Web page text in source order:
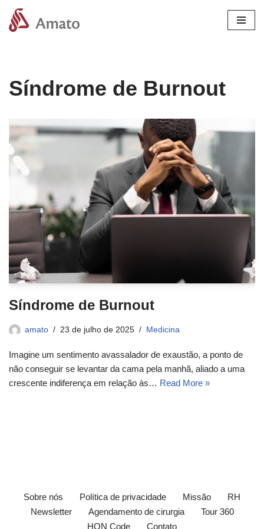
Pular
Síndrome de Burnout
Síndrome de Burnout
amato 23 de julho de 2025 Medicina
Imagine um sentimento avassalador de exaustão, a ponto de
não conseguir se levantar da cama pela manhã, aliado a uma
crescente indiferença em relação às… Read More »
Sobre nós Política de privacidade Missão
RH
Newsletter
Agendamento de cirurgia
Tour 360
HON Code
Contato